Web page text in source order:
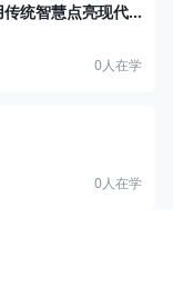
《解读茶经：用传统智慧点亮现代品茶时光》
0人在学
0人在学